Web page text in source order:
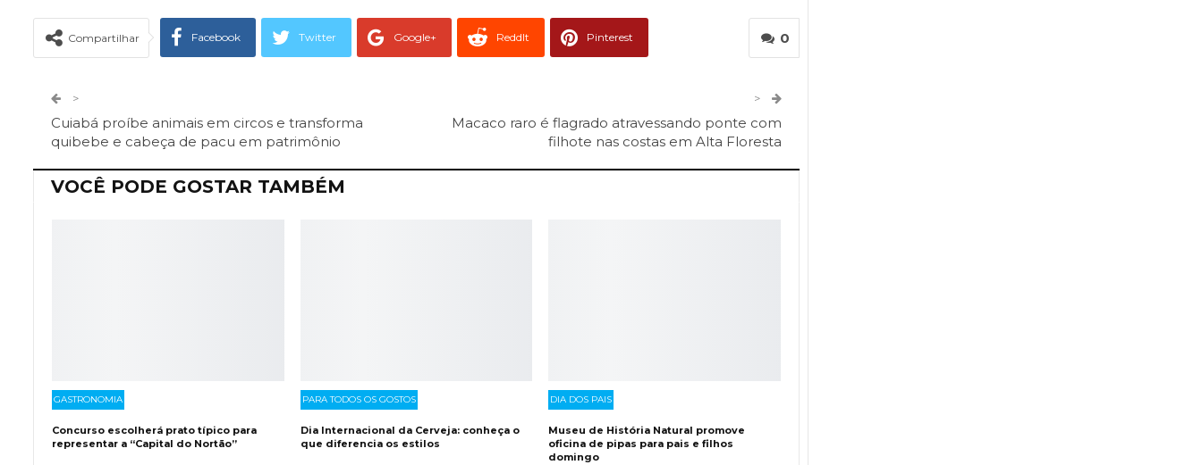
0
Compartilhar Facebook Twitter Google+ ReddIt Pinterest
>
Cuiabá proíbe animais em circos e transforma
quibebe e cabeça de pacu em patrimônio
>
Macaco raro é flagrado atravessando ponte com
filhote nas costas em Alta Floresta
VOCÊ PODE GOSTAR TAMBÉM
GASTRONOMIA
Concurso escolherá prato típico para
representar a “Capital do Nortão”
PARA TODOS OS GOSTOS
Dia Internacional da Cerveja: conheça o
que diferencia os estilos
DIA DOS PAIS
Museu de História Natural promove
oficina de pipas para pais e filhos
domingo